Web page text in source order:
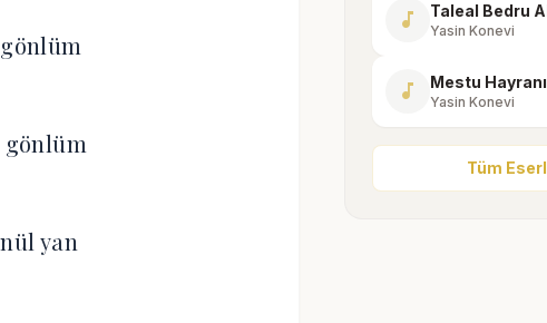
yan
music_note Taleal Bedru
Yasin Konevi
music_note Mestu
Yasin Konevi
Tüm